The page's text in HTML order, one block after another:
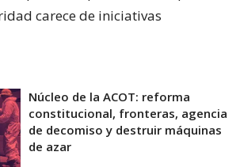
carece de iniciativas
Núcleo de la ACOT: reforma
constitucional, fronteras, agencia
de decomiso y destruir máquinas
de azar